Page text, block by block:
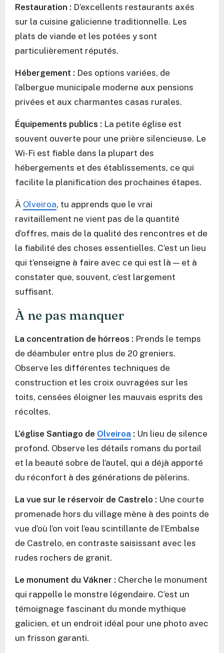
Restauration : D’excellents restaurants axés
sur la cuisine galicienne traditionnelle. Les
plats de viande et les potées y sont
particulièrement réputés.
Hébergement : Des options variées, de
l’albergue municipale moderne aux pensions
privées et aux charmantes casas rurales.
Équipements publics : La petite église est
souvent ouverte pour une prière silencieuse. Le
Wi-Fi est fiable dans la plupart des
hébergements et des établissements, ce qui
facilite la planification des prochaines étapes.
À Olveiroa, tu apprends que le vrai
ravitaillement ne vient pas de la quantité
d’offres, mais de la qualité des rencontres et de
la fiabilité des choses essentielles. C’est un lieu
qui t’enseigne à faire avec ce qui est là — et à
constater que, souvent, c’est largement
suffisant.
À ne pas manquer
La concentration de hórreos : Prends le temps
de déambuler entre plus de 20 greniers.
Observe les différentes techniques de
construction et les croix ouvragées sur les
toits, censées éloigner les mauvais esprits des
récoltes.
L’église Santiago de Olveiroa : Un lieu de silence
profond. Observe les détails romans du portail
et la beauté sobre de l’autel, qui a déjà apporté
du réconfort à des générations de pèlerins.
La vue sur le réservoir de Castrelo : Une courte
promenade hors du village mène à des points de
vue d’où l’on voit l’eau scintillante de l’Embalse
de Castrelo, en contraste saisissant avec les
rudes rochers de granit.
Le monument du Vákner : Cherche le monument
qui rappelle le monstre légendaire. C’est un
témoignage fascinant du monde mythique
galicien, et un endroit idéal pour une photo avec
un frisson garanti.